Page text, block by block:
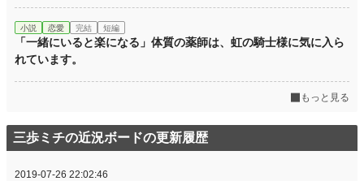
小説 恋愛 完結 短編
「一緒にいると楽になる」体質の薬師は、虹の騎士様に気に入ら
れています。
もっと見る
三歩ミチの近況ボードの更新履歴
2019-07-26 22:02:46